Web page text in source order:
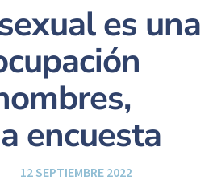
es una
encuesta
12 SEPTIEMBRE 2022